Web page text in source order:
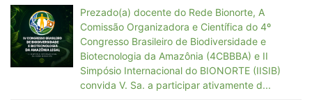
Prezado(a) docente do Rede Bionorte, A
Comissão Organizadora e Científica do 4º
Congresso Brasileiro de Biodiversidade e
Biotecnologia da Amazônia (4CBBBA) e II
Simpósio Internacional do BIONORTE (IISIB)
convida V. Sa. a participar ativamente d...